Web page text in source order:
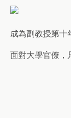
成為副教授第十
面對大學官僚，